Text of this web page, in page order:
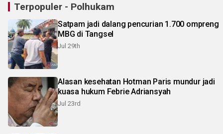
Terpopuler - Polhukam
Satpam jadi dalang pencurian 1.700 ompreng
MBG di Tangsel
Jul 29th
Alasan kesehatan Hotman Paris mundur jadi
kuasa hukum Febrie Adriansyah
Jul 23rd